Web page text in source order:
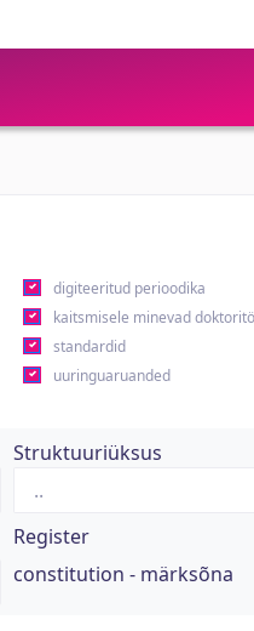
digiteeritud perioodika
kaitsmisele minevad
standardid
uuringuaruanded
Struktuuriüksus
Register
constitution - märksõna